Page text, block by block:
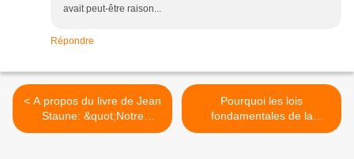
avait peut-être raison...
Répondre
< A propos du livre de Jean
Staune: &quot;Notre
existence a-t-elle un sens?
Pourquoi les lois
fondamentales de la
physique paraissent-elles